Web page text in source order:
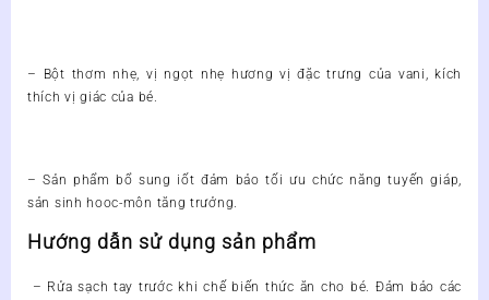
– Bột thơm nhẹ, vị ngọt nhẹ hương vị đặc trưng của vani, kích
thích vị giác của bé.
– Sản phẩm bổ sung iốt đảm bảo tối ưu chức năng tuyến giáp,
sản sinh hooc-môn tăng trưởng.
Hướng dẫn sử dụng sản phẩm
– Rửa sạch tay trước khi chế biến thức ăn cho bé. Đảm bảo các